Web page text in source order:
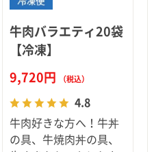
牛肉バラエティ20袋
【冷凍】
9,720円
（税込）
4.8
牛肉好きな方へ！牛丼
の具、牛焼肉丼の具、